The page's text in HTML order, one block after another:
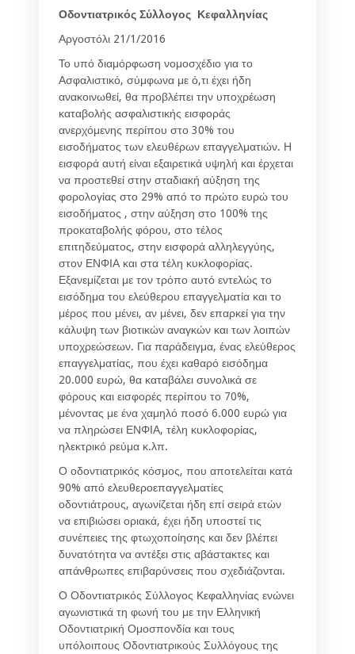
Οδοντιατρικός Σύλλογος Κεφαλληνίας
Αργοστόλι 21/1/2016
Το υπό διαμόρφωση νομοσχέδιο για το
Ασφαλιστικό, σύμφωνα με ό,τι έχει ήδη
ανακοινωθεί, θα προβλέπει την υποχρέωση
καταβολής ασφαλιστικής εισφοράς
ανερχόμενης περίπου στο 30% του
εισοδήματος των ελευθέρων επαγγελματιών. Η
εισφορά αυτή είναι εξαιρετικά υψηλή και έρχεται
να προστεθεί στην σταδιακή αύξηση της
φορολογίας στο 29% από το πρώτο ευρώ του
εισοδήματος , στην αύξηση στο 100% της
προκαταβολής φόρου, στο τέλος
επιτηδεύματος, στην εισφορά αλληλεγγύης,
στον ΕΝΦΙΑ και στα τέλη κυκλοφορίας.
Εξανεμίζεται με τον τρόπο αυτό εντελώς το
εισόδημα του ελεύθερου επαγγελματία και το
μέρος που μένει, αν μένει, δεν επαρκεί για την
κάλυψη των βιοτικών αναγκών και των λοιπών
υποχρεώσεων. Για παράδειγμα, ένας ελεύθερος
επαγγελματίας, που έχει καθαρό εισόδημα
20.000 ευρώ, θα καταβάλει συνολικά σε
φόρους και εισφορές περίπου το 70%,
μένοντας με ένα χαμηλό ποσό 6.000 ευρώ για
να πληρώσει ΕΝΦΙΑ, τέλη κυκλοφορίας,
ηλεκτρικό ρεύμα κ.λπ.
Ο οδοντιατρικός κόσμος, που αποτελείται κατά
90% από ελευθεροεπαγγελματίες
οδοντιάτρους, αγωνίζεται ήδη επί σειρά ετών
να επιβιώσει οριακά, έχει ήδη υποστεί τις
συνέπειες της φτωχοποίησης και δεν βλέπει
δυνατότητα να αντέξει στις αβάστακτες και
απάνθρωπες επιβαρύνσεις που σχεδιάζονται.
Ο Οδοντιατρικός Σύλλογος Κεφαλληνίας ενώνει
αγωνιστικά τη φωνή του με την Ελληνική
Οδοντιατρική Ομοσπονδία και τους
υπόλοιπους Οδοντιατρικούς Συλλόγους της